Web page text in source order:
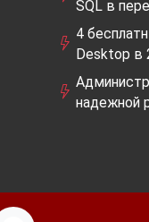
SQL в
4
Desktop в
надежной